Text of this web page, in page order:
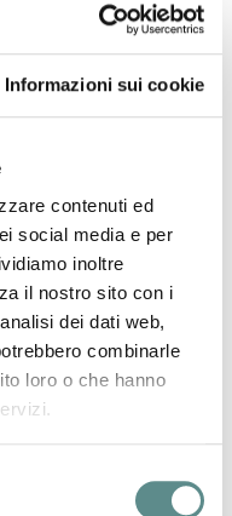
Informazioni sui cookie
contenuti ed
social media e per
inoltre
il nostro sito con i
dei dati web,
combinarle
loro o che hanno
del valore in dogana
news